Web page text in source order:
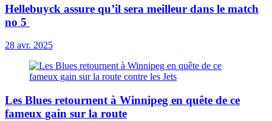
Hellebuyck assure qu’il sera meilleur dans le match
no 5
28 avr. 2025
Les Blues retournent à Winnipeg en quête de ce
fameux gain sur la route